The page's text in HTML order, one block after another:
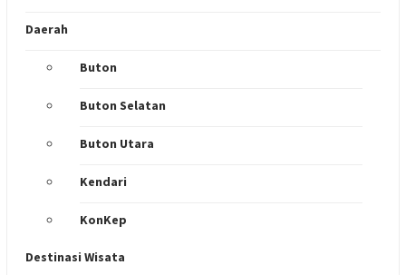
Daerah
Buton
Buton Selatan
Buton Utara
Kendari
KonKep
Destinasi Wisata